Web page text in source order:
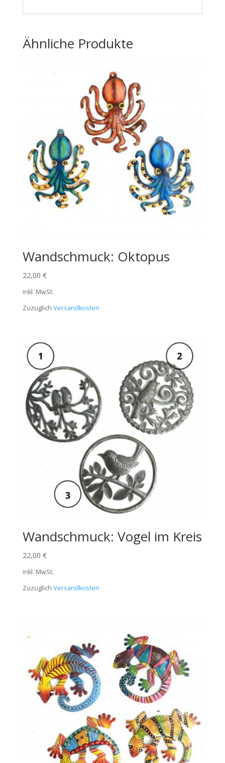
Ähnliche Produkte
Wandschmuck: Oktopus
22,00 €
inkl. MwSt.
Zuzüglich Versandkosten
Wandschmuck: Vogel im Kreis
22,00 €
inkl. MwSt.
Zuzüglich Versandkosten